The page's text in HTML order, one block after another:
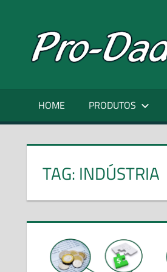
content
Gestão
Fácil
e
HOME PRODUTOS
TAG: INDÚSTRIA